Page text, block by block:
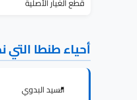
قطع الغيار الأصلية
أحياء طنطا التي
السيد البدوي